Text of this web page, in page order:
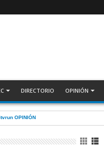
DIRECTORIO OPINIÓN
OPINIÓN